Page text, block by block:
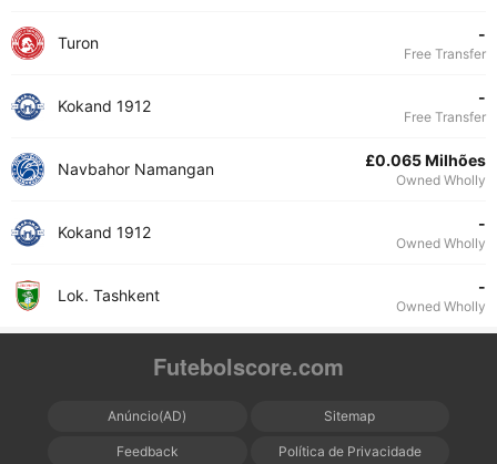
Turon -
Free Transfer
Kokand 1912 -
Free Transfer
Navbahor Namangan £0.065 Milhões
Owned Wholly
Kokand 1912 -
Owned Wholly
Lok. Tashkent -
Owned Wholly
Futebolscore.com
Anúncio(AD) Sitemap
Feedback Política de Privacidade